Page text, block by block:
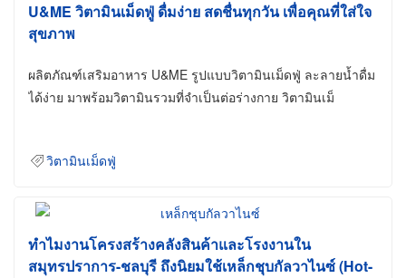
U&ME วิตามินเม็ดฟู่ ดื่มง่าย สดชื่นทุกวัน เพื่อคุณที่ใส่ใจ
สุขภาพ
ผลิตภัณฑ์เสริมอาหาร U&ME รูปแบบวิตามินเม็ดฟู่ ละลายน้ำดื่ม
ได้ง่าย มาพร้อมวิตามินรวมที่จำเป็นต่อร่างกาย วิตามินเม็
วิตามินเม็ดฟู่
ทำไมงานโครงสร้างคลังสินค้าและโรงงานใน
สมุทรปราการ-ชลบุรี ถึงนิยมใช้เหล็กชุบกัลวาไนซ์ (Hot-